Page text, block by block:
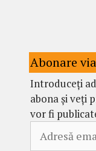
Abonare
Introduceți
abona și veți
vor fi
email